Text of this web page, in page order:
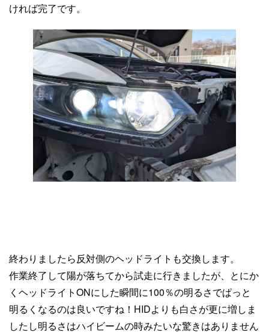
ければ完了です。
終わりましたら反対側のヘッドライトも交換します。
作業終了して陽が落ちてから試走に行きましたが、とにか
くヘッドライトONにした瞬間に100％の明るさでぱっと
明るくなるのは良いですね！HIDよりも白さが更に増しま
したし明るさはハイビームの時みたいな驚きはありません